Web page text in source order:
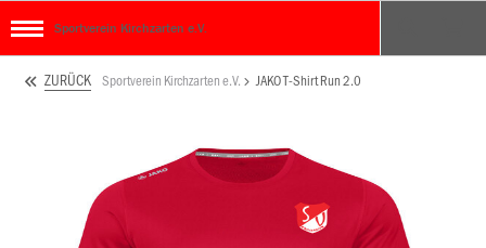
Sportverein Kirchzarten e.V.
ZURÜCK Sportverein Kirchzarten e.V. JAKO T-Shirt Run 2.0